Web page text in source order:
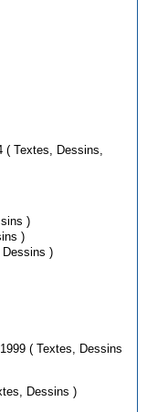
maître / Jan 1989 ( Dessins )
/ Sep 1989 ( Dessins )
• Tome 3 : Nitchevo! Camarades / Avr 1990 ( Dessins )
porte de l'oubli / Nov 2000 ( Textes, Dessins )